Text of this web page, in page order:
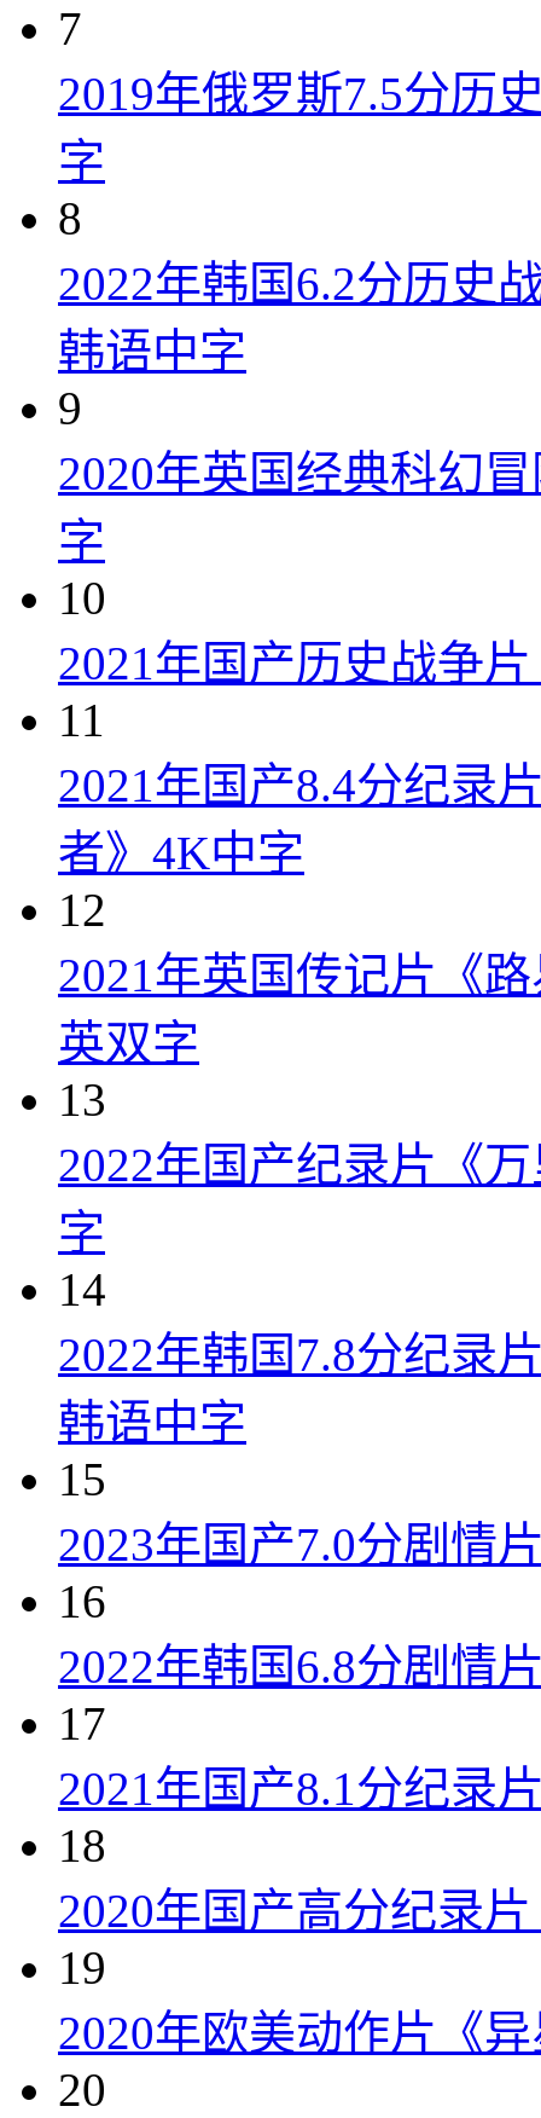
7
2019年俄罗斯7.5分历
字
8
2022年韩国6.2分历史
韩语中字
9
2020年英国经典科幻
字
10
2021年国产历史战争
11
2021年国产8.4分纪录
者》4K中字
12
2021年英国传记片《
英双字
13
2022年国产纪录片《
字
14
2022年韩国7.8分纪录
韩语中字
15
2023年国产7.0分剧情
16
2022年韩国6.8分剧情
17
2021年国产8.1分纪录
18
2020年国产高分纪录
19
2020年欧美动作片《
20